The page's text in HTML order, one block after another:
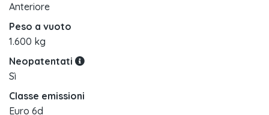
Anteriore
Peso a vuoto
1.600 kg
Neopatentati
Sì
Classe emissioni
Euro 6d